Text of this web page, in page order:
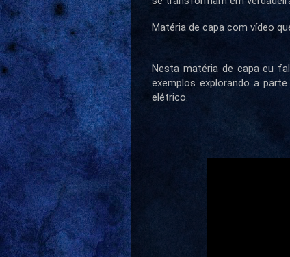
Matéria de capa com vídeo
Nesta matéria de capa eu
exemplos explorando a
elétrico.